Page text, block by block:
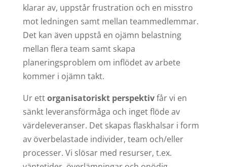
klarar av, uppstår frustration och en misstro
mot ledningen samt mellan teammedlemmar.
Det kan även uppstå en ojämn belastning
mellan flera team samt skapa
planeringsproblem om inflödet av arbete
kommer i ojämn takt.
Ur ettorganisatoriskt perspektivfår vi en
sänkt leveransförmåga och inget flöde av
värdeleveranser. Det skapas flaskhalsar i form
av överbelastade individer, team och/eller
processer. Vi slösar med resurser, t.ex.